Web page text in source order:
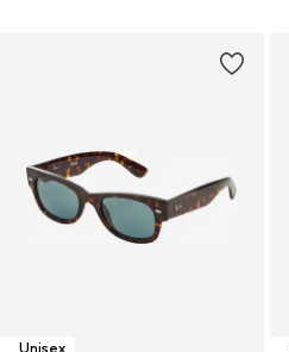
Unisex